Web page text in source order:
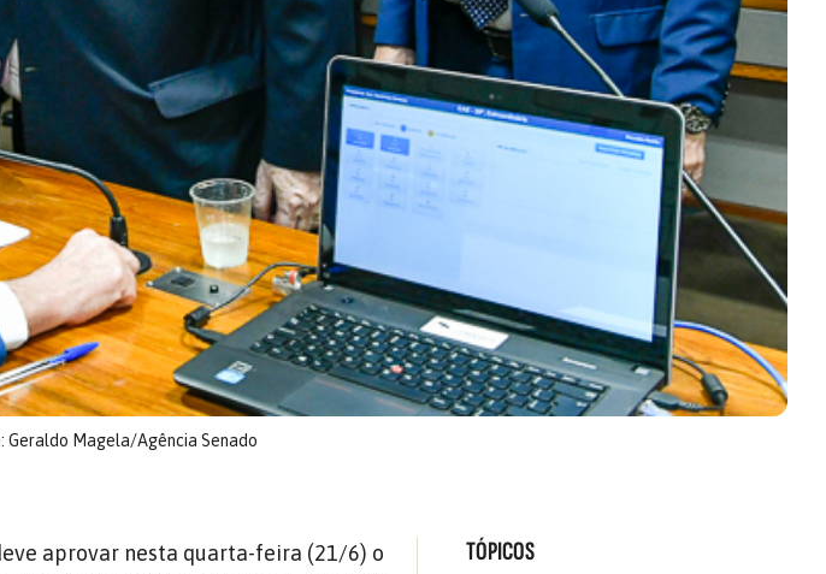
Geraldo Magela/Agência Senado
aprovar nesta quarta-feira (21/6) o
TÓPICOS